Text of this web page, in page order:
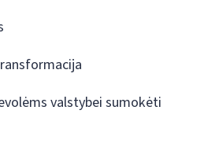
valstybei sumokėti